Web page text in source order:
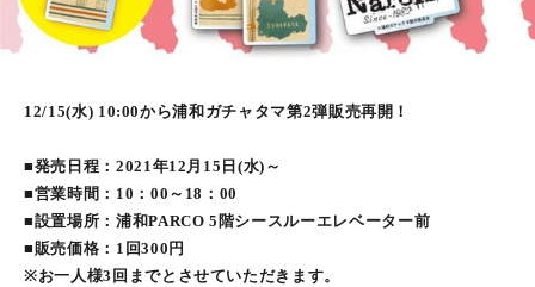
12/15(水) 10:00から浦和ガチャタマ第2弾販売再開！
■発売日程：2021年12月15日(水)～
■営業時間：10：00～18：00
■設置場所：浦和PARCO 5階シースルーエレベーター前
■販売価格：1回300円
※お一人様3回までとさせていただきます。